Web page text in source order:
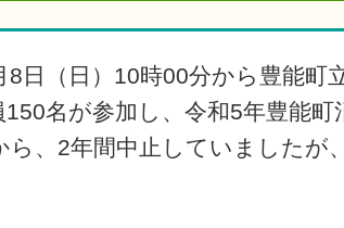
日（日）10時00分から豊能町
150名が参加し、令和5年豊能
ら、2年間中止していましたが